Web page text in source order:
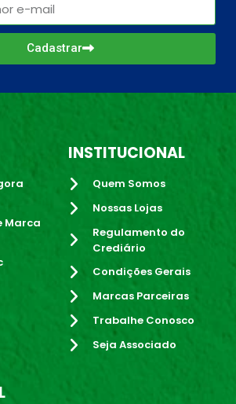
Cadastrar
Marca
INSTITUCIONAL
Quem Somos
Nossas Lojas
Regulamento do
Crediário
Condições Gerais
Marcas Parceiras
Trabalhe Conosco
Seja Associado